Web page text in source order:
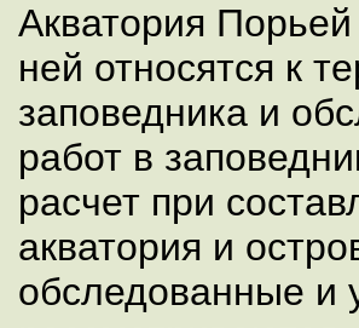
Акватория
ней относятся к
заповедника и
работ в
расчет при
акватория и
обследованные и